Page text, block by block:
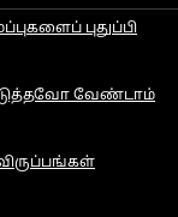
புதுப்பி
வேண்டாம்